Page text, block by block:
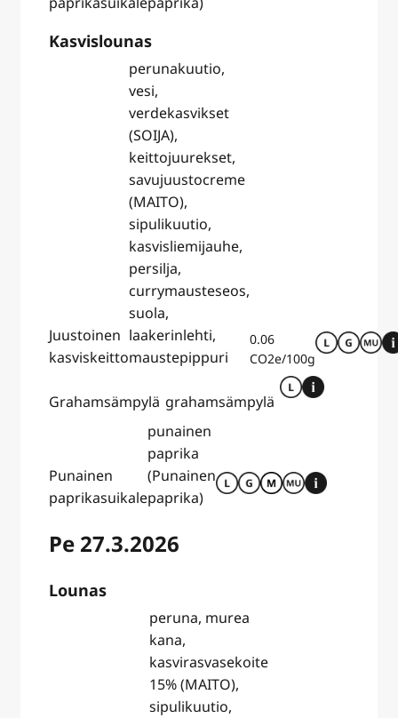
Kasvislounas
Juustoinen
kasviskeitto
perunakuutio,
vesi,
verdekasvikset
(SOIJA),
keittojuurekset,
savujuustocreme
(MAITO),
sipulikuutio,
kasvisliemijauhe,
persilja,
currymausteseos,
suola,
laakerinlehti,
maustepippuri
0.06
CO2e/100g
Grahamsämpylä grahamsämpylä
Punainen
paprikasuikale
punainen
paprika
(Punainen
paprika)
Pe 27.3.2026
Lounas
peruna, murea
kana,
kasvirasvasekoite
15% (MAITO),
sipulikuutio,